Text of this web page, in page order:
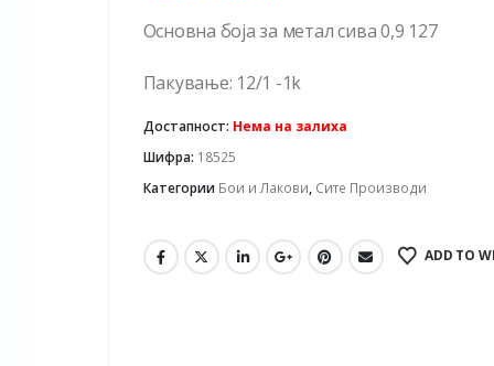
Основна боја за метал сива 0,9 127
Пакување: 12/1 -1k
Достапност: Нема на залиха
Шифра: 18525
Категории Бои и Лакови, Сите Производи
ADD TO